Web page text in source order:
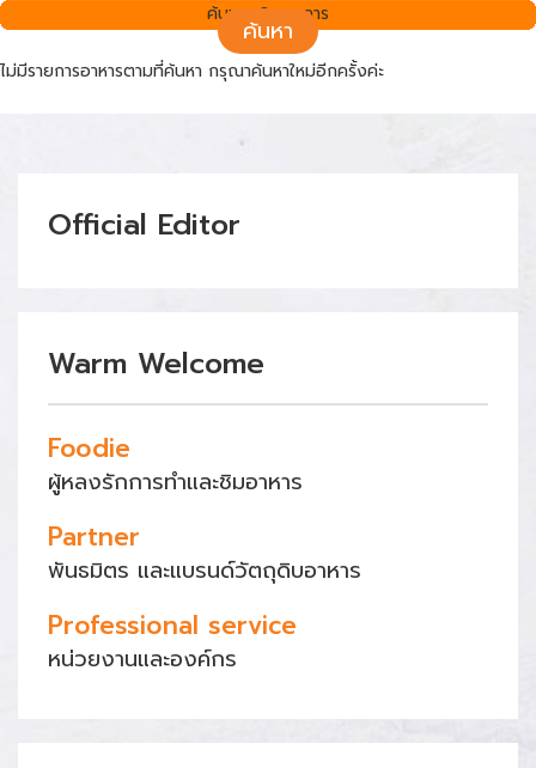
ค้นหา
ไม่มีรายการอาหารตามที่ค้นหา กรุณาค้นหาใหม่อีกครั้งค่ะ
ค้นพบ 0 รายการ
Official Editor
Warm Welcome
Foodie
ผู้หลงรักการทำและชิมอาหาร
Partner
พันธมิตร และแบรนด์วัตถุดิบอาหาร
Professional service
หน่วยงานและองค์กร